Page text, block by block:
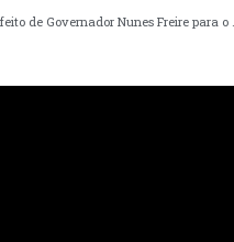
Fernando PL é